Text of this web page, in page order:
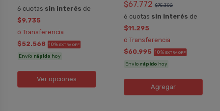
6 cuotas sin interés de
$9.735
ó Transferencia
$52.568 10% EXTRA OFF
Envío rápido hoy
Ver opciones
$67.772 $75.302
6 cuotas sin interés de
$11.295
ó Transferencia
$60.995 10% EXTRA OFF
Envío rápido hoy
Agregar